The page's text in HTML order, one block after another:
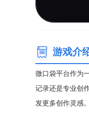
游戏介
微口袋平台作为
记录还是专业创
发更多创作灵感。